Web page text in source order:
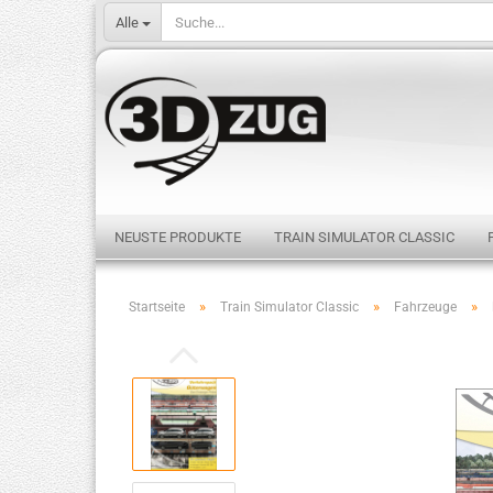
Alle
NEUSTE PRODUKTE TRAIN SIMULATOR CLASSIC
Startseite » Train Simulator Classic » Fahrzeuge »